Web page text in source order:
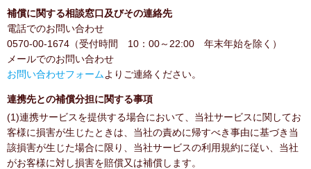
補償に関する相談窓口及びその連絡先
電話でのお問い合わせ
0570-00-1674（受付時間 10：00～22:00 年末年始を除く）
メールでのお問い合わせ
お問い合わせフォームよりご連絡ください。
連携先との補償分担に関する事項
(1)連携サービスを提供する場合において、当社サービスに関してお
客様に損害が生じたときは、当社の責めに帰すべき事由に基づき当
該損害が生じた場合に限り、当社サービスの利用規約に従い、当社
がお客様に対し損害を賠償又は補償します。